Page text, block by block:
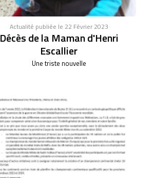
Actualité publiée le 22 Février 2023
Décès de la Maman d'Henri
Escallier
Une triste nouvelle